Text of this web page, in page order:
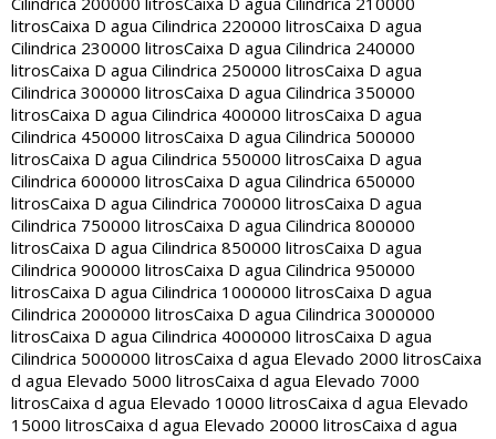
litrosCaixa D agua Cilindrica 220000 litrosCaixa D agua
Cilindrica 230000 litrosCaixa D agua Cilindrica 240000
litrosCaixa D agua Cilindrica 250000 litrosCaixa D agua
Cilindrica 300000 litrosCaixa D agua Cilindrica 350000
litrosCaixa D agua Cilindrica 400000 litrosCaixa D agua
Cilindrica 450000 litrosCaixa D agua Cilindrica 500000
litrosCaixa D agua Cilindrica 550000 litrosCaixa D agua
Cilindrica 600000 litrosCaixa D agua Cilindrica 650000
litrosCaixa D agua Cilindrica 700000 litrosCaixa D agua
Cilindrica 750000 litrosCaixa D agua Cilindrica 800000
litrosCaixa D agua Cilindrica 850000 litrosCaixa D agua
Cilindrica 900000 litrosCaixa D agua Cilindrica 950000
litrosCaixa D agua Cilindrica 1000000 litrosCaixa D agua
Cilindrica 2000000 litrosCaixa D agua Cilindrica 3000000
litrosCaixa D agua Cilindrica 4000000 litrosCaixa D agua
Cilindrica 5000000 litrosCaixa d agua Elevado 2000 litrosCaixa
d agua Elevado 5000 litrosCaixa d agua Elevado 7000
litrosCaixa d agua Elevado 10000 litrosCaixa d agua Elevado
15000 litrosCaixa d agua Elevado 20000 litrosCaixa d agua